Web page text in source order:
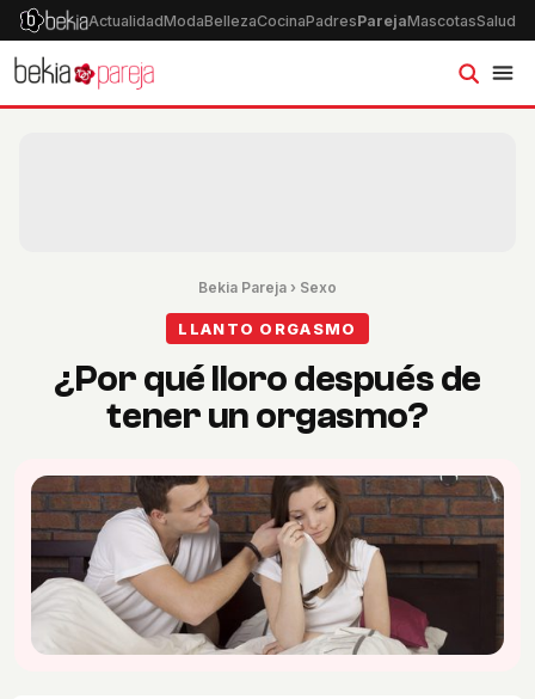
ActualidadModaBellezaCocinaPadresParejaMascotasSalud
Bekia Pareja › Sexo
LLANTO ORGASMO
¿Por qué lloro después de
tener un orgasmo?